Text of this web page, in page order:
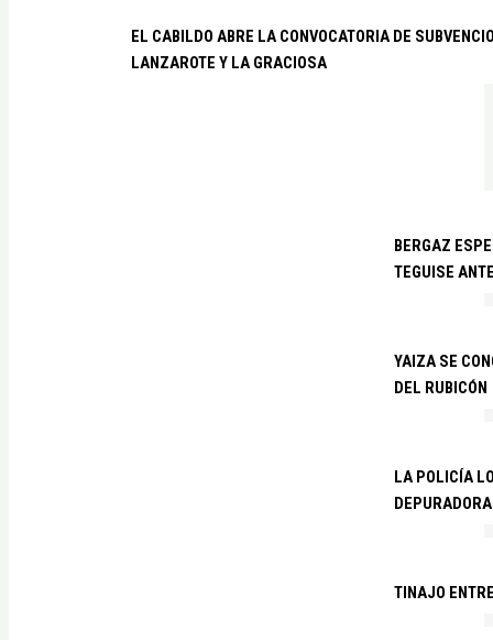
EL CABILDO ABRE LA CONVOCATORIA DE
LANZAROTE Y LA GRACIOSA
BERGAZ
TEGUISE
YAIZA SE
DEL RUBICÓN
LA POLICÍA
TINAJO